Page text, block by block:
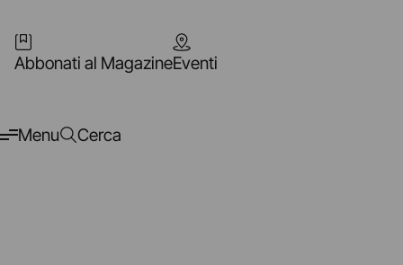
Abbonati al MagazineEventi
Menu Cerca